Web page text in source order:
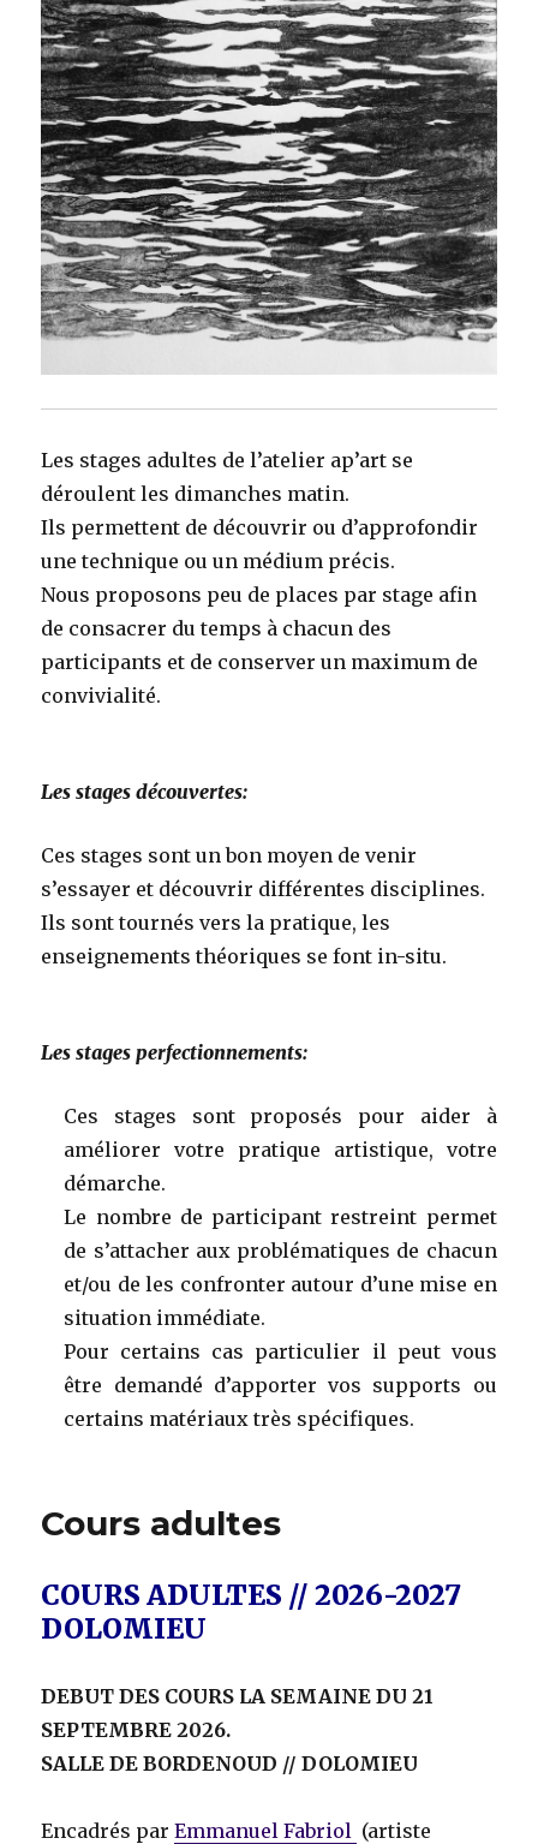
Les stages adultes de l’atelier ap’art se
déroulent les dimanches matin.
Ils permettent de découvrir ou d’approfondir
une technique ou un médium précis.
Nous proposons peu de places par stage afin
de consacrer du temps à chacun des
participants et de conserver un maximum de
convivialité.
Les stages découvertes:
Ces stages sont un bon moyen de venir
s’essayer et découvrir différentes disciplines.
Ils sont tournés vers la pratique, les
enseignements théoriques se font in-situ.
Les stages perfectionnements:
Ces stages sont proposés pour aider à
améliorer votre pratique artistique, votre
démarche.
Le nombre de participant restreint permet
de s’attacher aux problématiques de chacun
et/ou de les confronter autour d’une mise en
situation immédiate.
Pour certains cas particulier il peut vous
être demandé d’apporter vos supports ou
certains matériaux très spécifiques.
Cours adultes
COURS ADULTES // 2026-2027
DOLOMIEU
DEBUT DES COURS LA SEMAINE DU 21
SEPTEMBRE 2026.
SALLE DE BORDENOUD // DOLOMIEU
Encadrés parEmmanuel Fabriol (artiste